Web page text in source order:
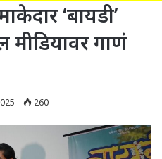
‘बायडी’
मीडियावर गाणं
260